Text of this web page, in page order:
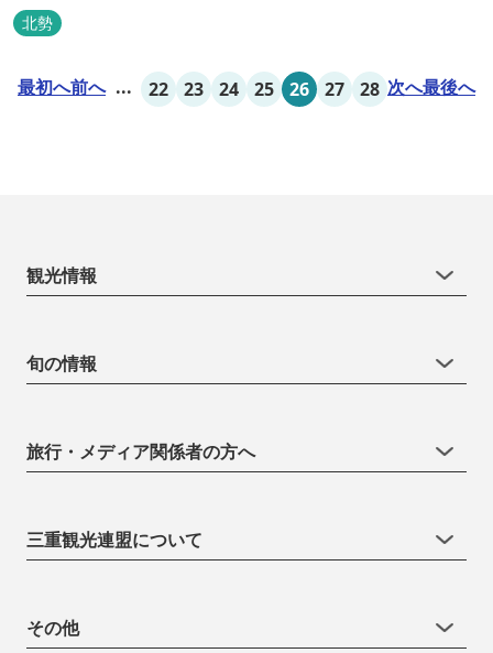
トしたいという思いから生まれたお店。 黄土スチームよもぎ蒸しや
アロマの調合、季節の養生講座、アロマ講座、腸活講座、ワークシ
に...
北勢
最初へ前へ ... 22 23 24 25 26 27 28 次へ最後へ
観光情報
旬の情報
旅行・メディア関係者の方へ
三重観光連盟について
その他